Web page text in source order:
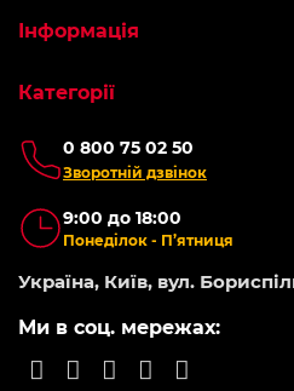
0 800 75 02 50
Зворотній дзвінок
9:00 до 18:00
Понеділок - П’ятниця
Україна, Київ, вул.
Ми в соц. мережах:
Інформація
Категорії